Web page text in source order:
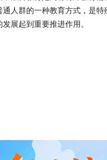
人群的一种教育方式，是
展起到重要推进作用。